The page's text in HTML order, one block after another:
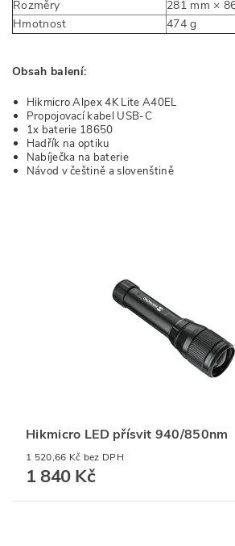
Rozměry
281 mm ×
Hmotnost
474 g
Obsah balení:
Hikmicro Alpex 4K Lite A40EL
Propojovací kabel USB-C
1x baterie 18650
Hadřík na optiku
Nabíječka na baterie
Návod v češtině a slovenštině
Hikmicro LED přísvit 940/850nm
1 520,66 Kč bez DPH
1 840 Kč